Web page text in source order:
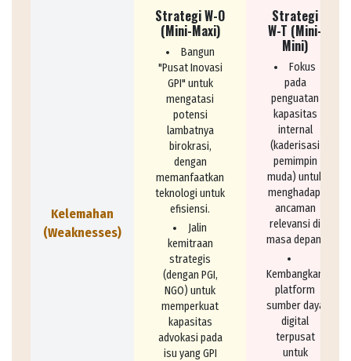
Kelemahan
(Weaknesses)
Strategi W-O
(Mini-Maxi)
Bangun
"Pusat Inovasi
GPI" untuk
mengatasi
potensi
lambatnya
birokrasi,
dengan
memanfaatkan
teknologi untuk
efisiensi.
Jalin
kemitraan
strategis
(dengan PGI,
NGO) untuk
memperkuat
kapasitas
advokasi pada
isu yang GPI
Strategi
W-T (Mini-
Mini)
Fokus
pada
penguatan
kapasitas
internal
(kaderisasi
pemimpin
muda) untuk
menghadapi
ancaman
relevansi di
masa depan.
Kembangkan
platform
sumber daya
digital
terpusat
untuk